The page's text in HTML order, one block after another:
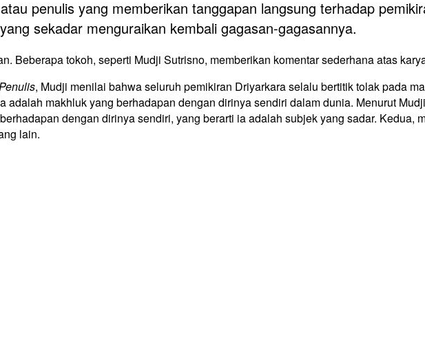
penulis yang memberikan tanggapan langsung terhadap
sekadar menguraikan kembali gagasan-gagasannya.
Beberapa tokoh, seperti Mudji Sutrisno, memberikan komentar sederhana atas
, Mudji menilai bahwa seluruh pemikiran Driyarkara selalu bertitik tolak pada
makhluk yang berhadapan dengan dirinya sendiri dalam dunia. Menurut
dengan dirinya sendiri, yang berarti ia adalah subjek yang sadar. Kedua,
lain.